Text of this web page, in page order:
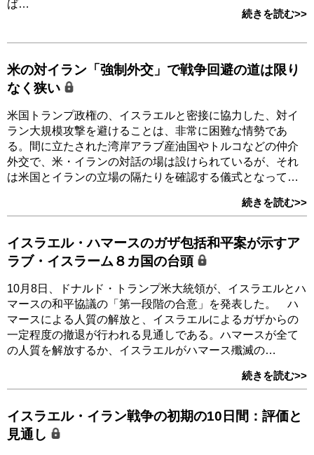
ば…
続きを読む>>
米の対イラン「強制外交」で戦争回避の道は限り
なく狭い
米国トランプ政権の、イスラエルと密接に協力した、対イ
ラン大規模攻撃を避けることは、非常に困難な情勢であ
る。間に立たされた湾岸アラブ産油国やトルコなどの仲介
外交で、米・イランの対話の場は設けられているが、それ
は米国とイランの立場の隔たりを確認する儀式となって…
続きを読む>>
イスラエル・ハマースのガザ包括和平案が示すア
ラブ・イスラーム８カ国の台頭
10月8日、ドナルド・トランプ米大統領が、イスラエルとハ
マースの和平協議の「第一段階の合意」を発表した。 ハ
マースによる人質の解放と、イスラエルによるガザからの
一定程度の撤退が行われる見通しである。ハマースが全て
の人質を解放するか、イスラエルがハマース殲滅の…
続きを読む>>
イスラエル・イラン戦争の初期の10日間：評価と
見通し